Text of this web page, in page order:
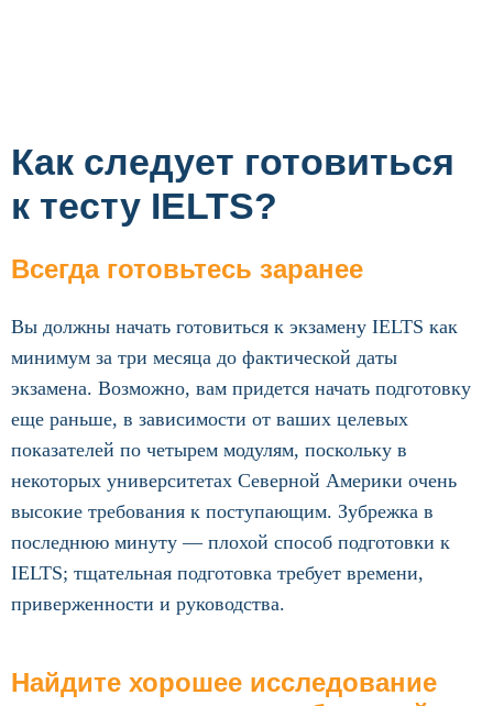
Как следует готовиться
к тесту IELTS?
Всегда готовьтесь заранее
Вы должны начать готовиться к экзамену IELTS как
минимум за три месяца до фактической даты
экзамена. Возможно, вам придется начать подготовку
еще раньше, в зависимости от ваших целевых
показателей по четырем модулям, поскольку в
некоторых университетах Северной Америки очень
высокие требования к поступающим. Зубрежка в
последнюю минуту — плохой способ подготовки к
IELTS; тщательная подготовка требует времени,
приверженности и руководства.
Найдите хорошее исследование